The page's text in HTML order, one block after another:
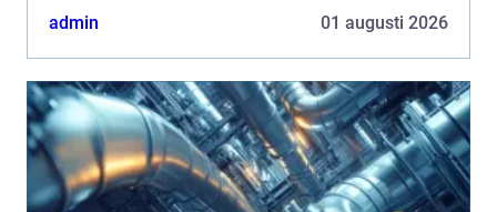
varumärkena i branschen. Men vad...
admin 01 augusti 2026